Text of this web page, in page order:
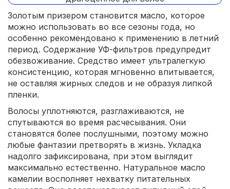
Золотым призером становится масло, которое
можно использовать во все сезоны года, но
особенно рекомендовано к применению в летний
период. Содержание УФ-фильтров предупредит
обезвоживание. Средство имеет ультралегкую
консистенцию, которая мгновенно впитывается,
не оставляя жирных следов и не образуя липкой
пленки.
Волосы уплотняются, разглаживаются, не
спутываются во время расчесывания. Они
становятся более послушными, поэтому можно
любые фантазии претворять в жизнь. Укладка
надолго зафиксирована, при этом выглядит
максимально естественно. Натуральное масло
камелии восполняет нехватку питательных